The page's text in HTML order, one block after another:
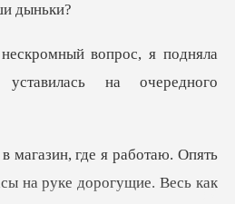
рос, я подняла
у
на руке дорогущие. Весь как